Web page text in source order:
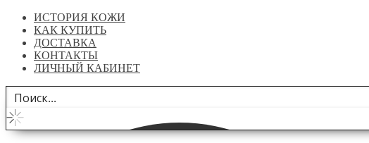
ИСТОРИЯ КОЖИ
КАК КУПИТЬ
ДОСТАВКА
КОНТАКТЫ
ЛИЧНЫЙ КАБИНЕТ